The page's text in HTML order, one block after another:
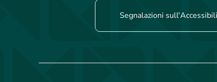
Segnalazioni